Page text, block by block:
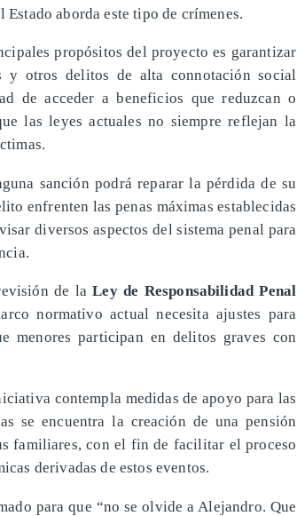
aborda este tipo de crímenes.
propósitos del proyecto es garantizar
y otros delitos de alta connotación social
de acceder a beneficios que reduzcan o
las leyes actuales no siempre reflejan la
sanción podrá reparar la pérdida de su
enfrenten las penas máximas establecidas
diversos aspectos del sistema penal para
de laLey de Responsabilidad Penal
normativo actual necesita ajustes para
menores participan en delitos graves con
contempla medidas de apoyo para las
se encuentra la creación de una pensión
familiares, con el fin de facilitar el proceso
derivadas de estos eventos.
para que “no se olvide a Alejandro. Que